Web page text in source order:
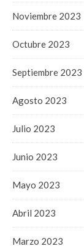
Noviembre 2023
Octubre 2023
Septiembre 2023
Agosto 2023
Julio 2023
Junio 2023
Mayo 2023
Abril 2023
Marzo 2023